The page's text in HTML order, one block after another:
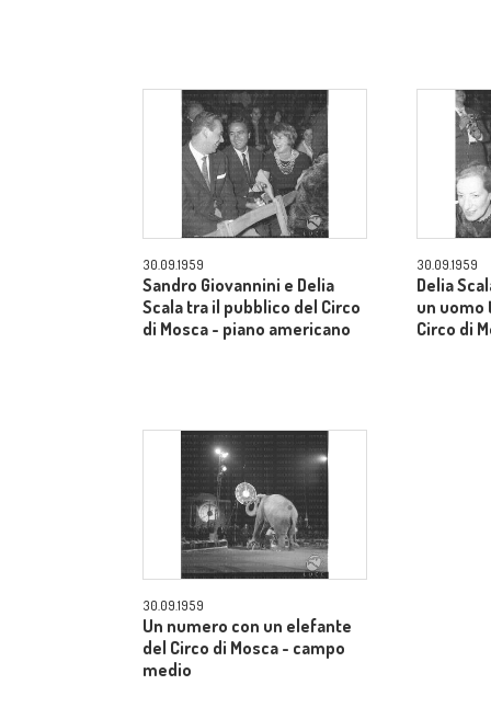
30.09.1959
Sandro Giovannini e Delia
Scala tra il pubblico del Circo
di Mosca - piano americano
30.09.1959
Delia
un uomo
Circo di
30.09.1959
Un numero con un elefante
del Circo di Mosca - campo
medio